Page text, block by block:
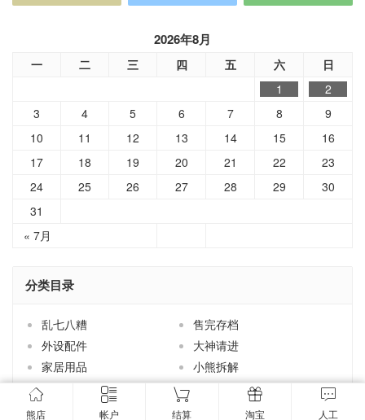
2026年8月
一 二 三 四 五 六 日
« 7月
1
2
3
4 5 6 7 8
9
10
11 12 13 14 15
16
17
18 19 20 21 22
23
24
25 26 27 28 29
30
31
分类目录
乱七八糟
售完存档
外设配件
大神请进
家居用品
小熊拆解
小熊新货
小熊茶园
手机配件
熊店 帐户 结算 淘宝 人工